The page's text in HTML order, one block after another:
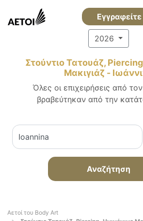
Εγγραφείτε
2026
Στούντιο Τατουάζ,
Μακιγιάζ -
Όλες οι επιχειρήσεις από
βραβεύτηκαν από την
Αναζήτηση
Αετοί του Body Art